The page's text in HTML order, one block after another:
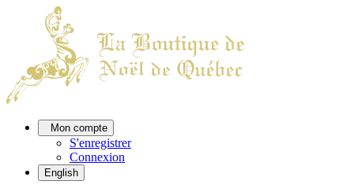
Mon compte
S'enregistrer
Connexion
English